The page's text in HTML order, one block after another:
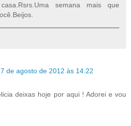
semana mais que
de agosto de 2012 às 14:22
deixas hoje por aqui ! Adorei e vou